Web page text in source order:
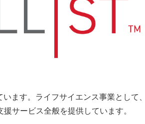
ます。ライフサイエンス事業として
サービス全般を提供しています。